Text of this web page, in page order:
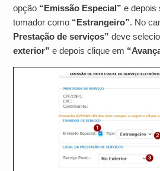
opção “Emissão Especial” e depois
tomador como “Estrangeiro”. No
Prestação de serviços” deve
exterior” e depois clique em